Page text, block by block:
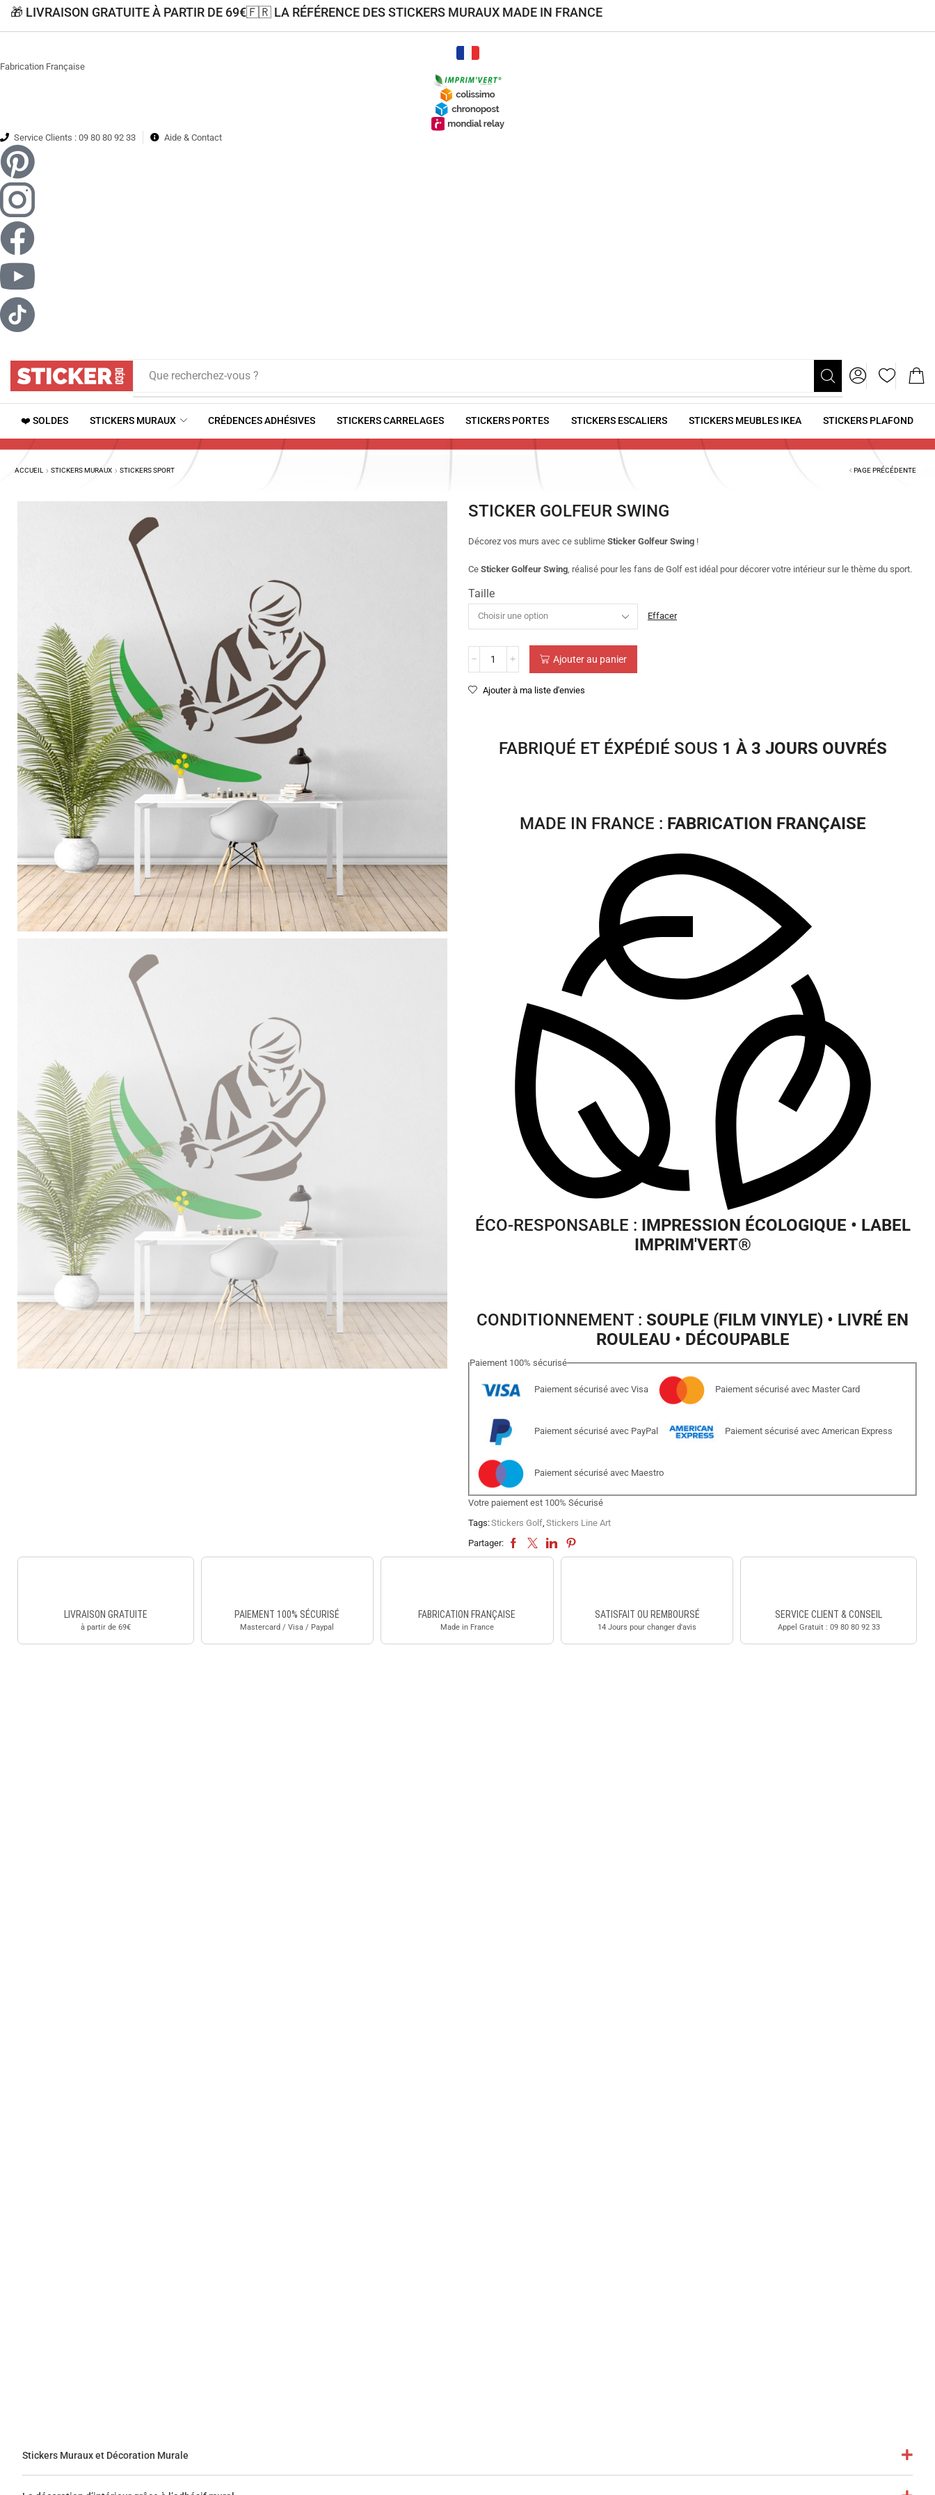
🎁 LIVRAISON GRATUITE À PARTIR DE 69€🇫🇷 LA RÉFÉRENCE DES STICKERS MURAUX MADE IN FRANCE
Fabrication Française
Service Clients : 09 80 80 92 33 Aide & Contact
Que recherchez-vous ?
❤️ SOLDES STICKERS MURAUX CRÉDENCES ADHÉSIVES STICKERS CARRELAGES STICKERS PORTES STICKERS ESCALIERS STICKERS MEUBLES IKEA STICKERS PLAFOND
ACCUEIL STICKERS MURAUX STICKERS SPORT PAGE PRÉCÉDENTE
STICKER GOLFEUR SWING
Décorez vos murs avec ce sublimeSticker Golfeur Swing !
CeSticker Golfeur Swing , réalisé pour les fans de Golf est idéal pour décorer votre intérieur sur le thème du sport.
Taille
Effacer
Ajouter au panier
Ajouter à ma liste d'envies
FABRIQUÉ ET ÉXPÉDIÉ SOUS 1 À 3 JOURS OUVRÉS
MADE IN FRANCE : FABRICATION FRANÇAISE
ÉCO-RESPONSABLE : IMPRESSION ÉCOLOGIQUE • LABEL
IMPRIM'VERT®
CONDITIONNEMENT :SOUPLE (FILM VINYLE) • LIVRÉ EN
ROULEAU • DÉCOUPABLE
Paiement 100% sécurisé
Paiement sécurisé avec Visa Paiement sécurisé avec Master Card
Paiement sécurisé avec PayPal Paiement sécurisé avec American Express
Paiement sécurisé avec Maestro
Votre paiement est 100% Sécurisé
Tags:Stickers Golf, Stickers Line Art
Partager:
LIVRAISON GRATUITE
à partir de 69€
PAIEMENT 100% SÉCURISÉ
Mastercard / Visa / Paypal
FABRICATION FRANÇAISE
Made in France
SATISFAIT OU REMBOURSÉ
14 Jours pour changer d'avis
SERVICE CLIENT & CONSEIL
Appel Gratuit : 09 80 80 92 33
Stickers Muraux et Décoration Murale